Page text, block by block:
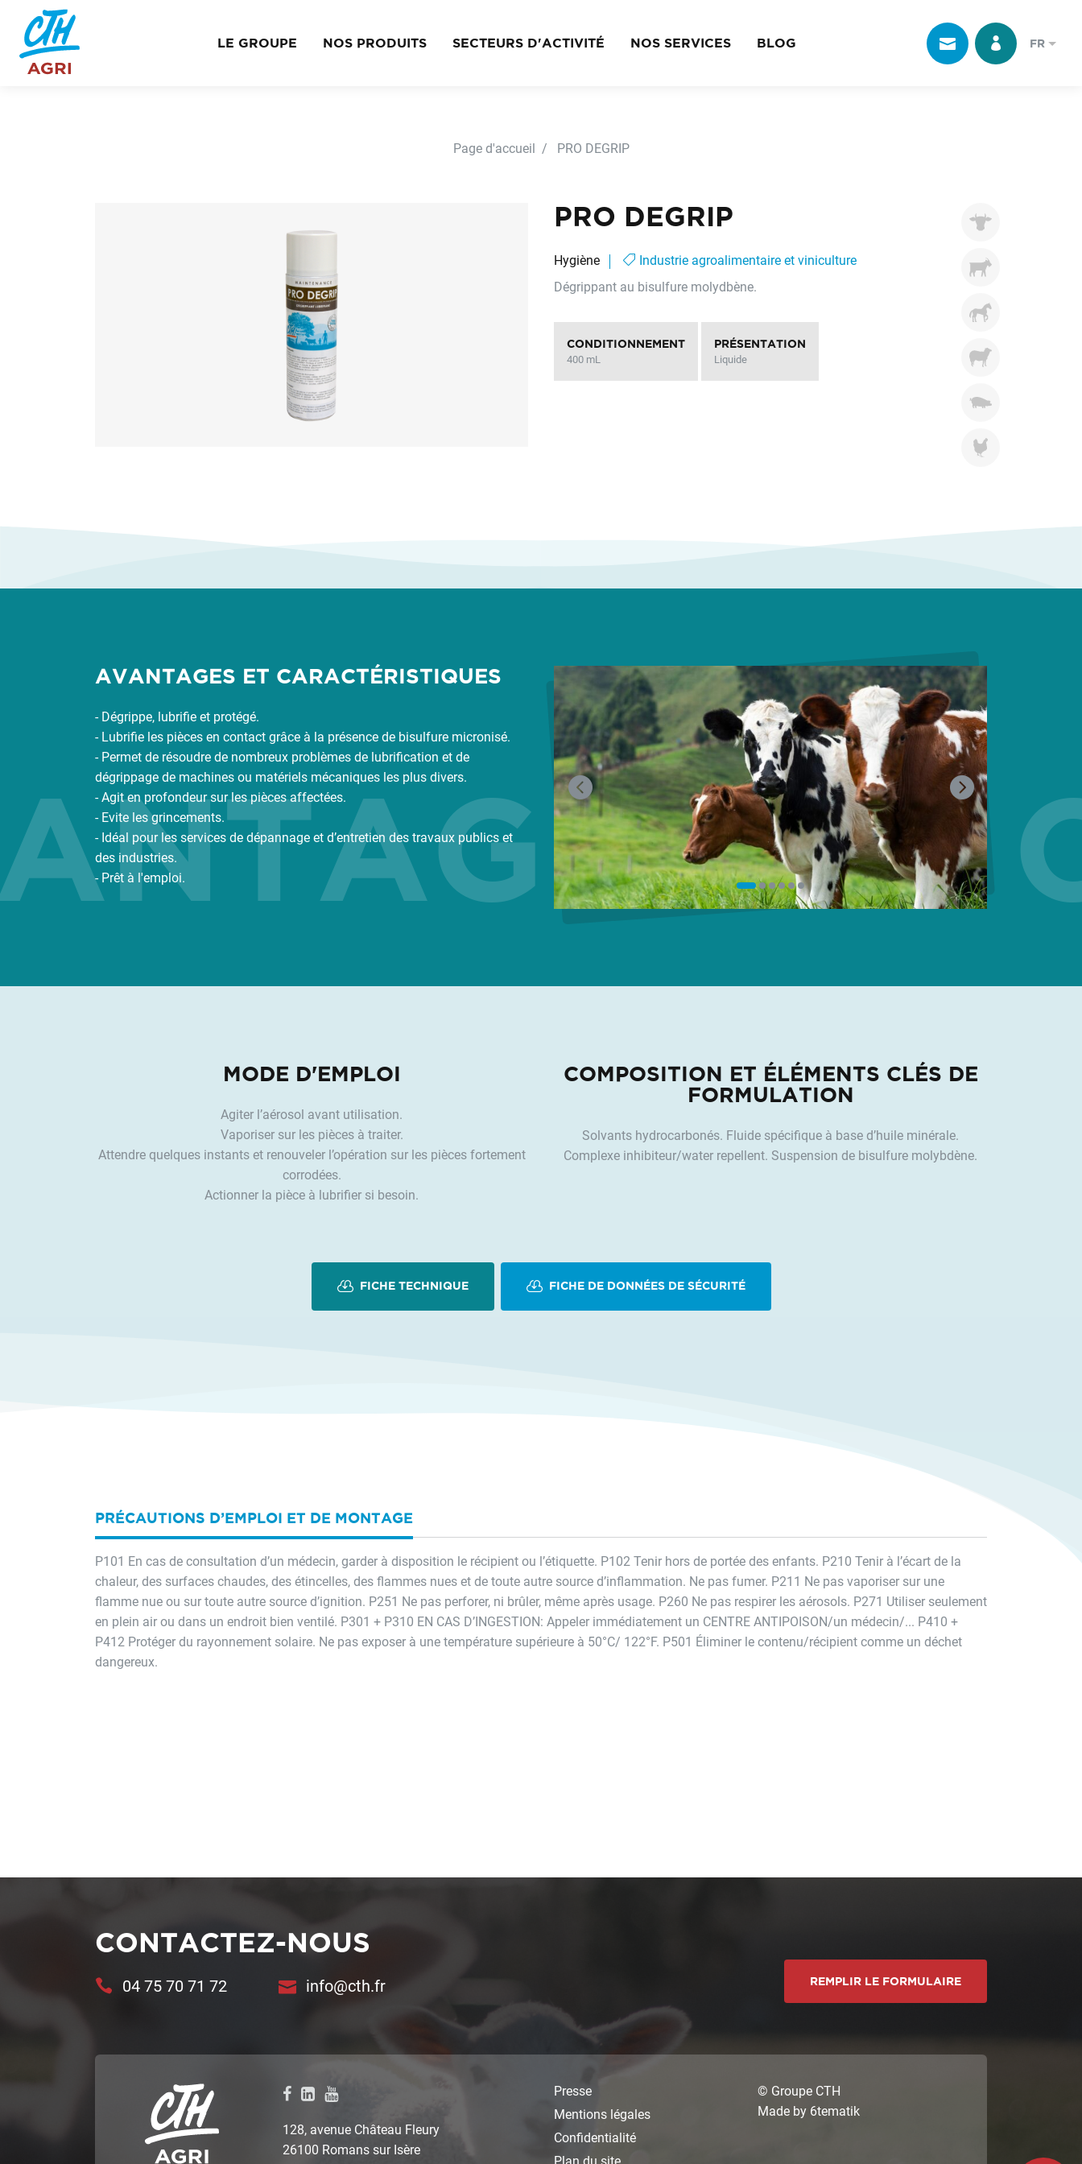
LE GROUPE NOS PRODUITS SECTEURS D'ACTIVITÉ NOS SERVICES BLOG FR
Page d'accueil PRO DEGRIP
PRO DEGRIP
Hygiène
Industrie agroalimentaire et viniculture
Dégrippant au bisulfure molydbène.
CONDITIONNEMENT
400 mL
PRÉSENTATION
Liquide
AVANTAGES ET CARACTÉRISTIQUES
ET
- Dégrippe, lubrifie et protégé.
- Lubrifie les pièces en contact grâce à la présence de bisulfure micronisé.
- Permet de résoudre de nombreux problèmes de lubrification et de
dégrippage de machines ou matériels mécaniques les plus divers.
- Agit en profondeur sur les pièces affectées.
- Evite les grincements.
- Idéal pour les services de dépannage et d’entretien des travaux publics et
des industries.
- Prêt à l'emploi.
MODE D'EMPLOI
Agiter l’aérosol avant utilisation.
Vaporiser sur les pièces à traiter.
Attendre quelques instants et renouveler l’opération sur les pièces fortement
corrodées.
Actionner la pièce à lubrifier si besoin.
COMPOSITION ET ÉLÉMENTS CLÉS DE
FORMULATION
Solvants hydrocarbonés. Fluide spécifique à base d’huile minérale.
Complexe inhibiteur/water repellent. Suspension de bisulfure molybdène.
FICHE TECHNIQUE FICHE DE DONNÉES DE SÉCURITÉ
PRÉCAUTIONS D’EMPLOI ET DE MONTAGE
P101 En cas de consultation d’un médecin, garder à disposition le récipient ou l’étiquette. P102 Tenir hors de portée des enfants. P210 Tenir à l’écart de la
chaleur, des surfaces chaudes, des étincelles, des flammes nues et de toute autre source d’inflammation. Ne pas fumer. P211 Ne pas vaporiser sur une
flamme nue ou sur toute autre source d’ignition. P251 Ne pas perforer, ni brûler, même après usage. P260 Ne pas respirer les aérosols. P271 Utiliser seulement
en plein air ou dans un endroit bien ventilé. P301 + P310 EN CAS D’INGESTION: Appeler immédiatement un CENTRE ANTIPOISON/un médecin/... P410 +
P412 Protéger du rayonnement solaire. Ne pas exposer à une température supérieure à 50°C/ 122°F. P501 Éliminer le contenu/récipient comme un déchet
dangereux.
CONTACTEZ-NOUS
04 75 70 71 72 info@cth.fr REMPLIR LE FORMULAIRE
128, avenue Château Fleury
26100 Romans sur Isère
Presse
Mentions légales
Confidentialité
Plan du site
© Groupe CTH
Made by 6tematik